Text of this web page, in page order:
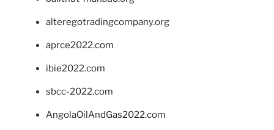
alteregotradingcompany.org
aprce2022.com
ibie2022.com
sbcc-2022.com
AngolaOilAndGas2022.com